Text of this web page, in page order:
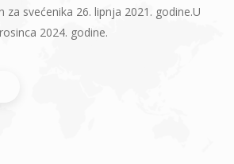
za svećenika 26. lipnja 2021. godine.U
2024. godine.